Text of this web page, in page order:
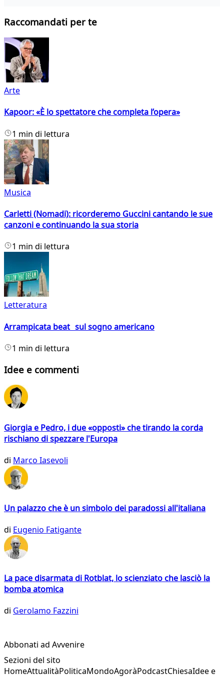
Raccomandati per te
Arte
Kapoor: «È lo spettatore che completa l’opera»
1 min di lettura
Musica
Carletti (Nomadi): ricorderemo Guccini cantando le sue
canzoni e continuando la sua storia
1 min di lettura
Letteratura
Arrampicata beat sul sogno americano
1 min di lettura
Idee e commenti
Giorgia e Pedro, i due «opposti» che tirando la corda
rischiano di spezzare l'Europa
di Marco Iasevoli
Un palazzo che è un simbolo dei paradossi all'italiana
di Eugenio Fatigante
La pace disarmata di Rotblat, lo scienziato che lasciò la
bomba atomica
di Gerolamo Fazzini
Abbonati ad Avvenire
Sezioni del sito
HomeAttualitàPoliticaMondoAgoràPodcastChiesaIdee e